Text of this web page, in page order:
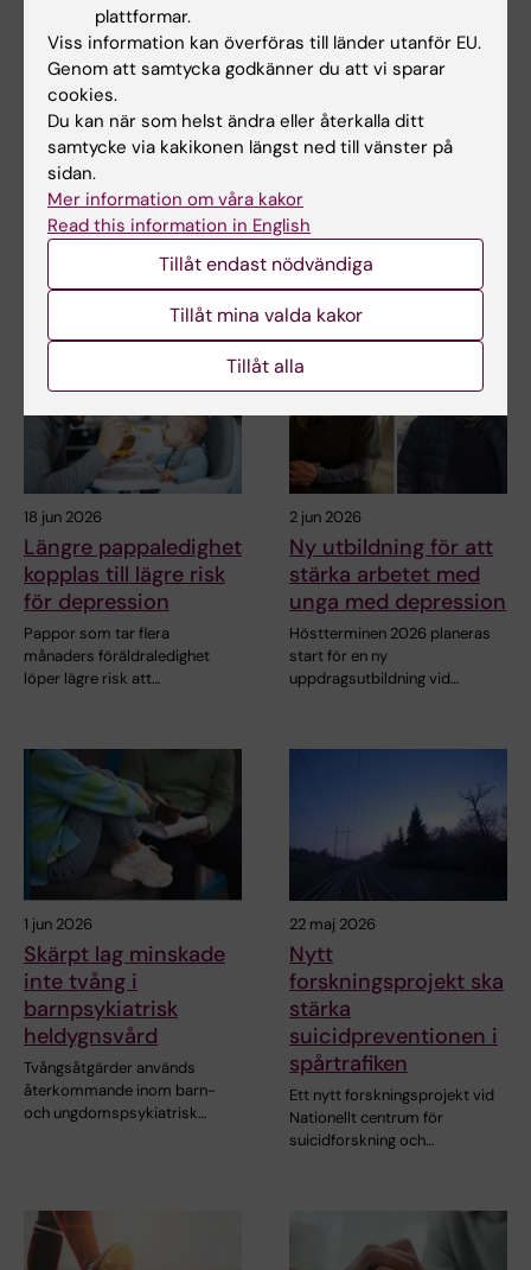
21 jul 2026
Sociala medier i
tonåren ökade inte
risken för psykisk
ohälsa
Tiden som tonåringar
spenderar på sociala medier
kunde inte kopplas till…
25 jun 2026
Ny statistikrapport:
Självmordsstatistik
för Stockholms län
2010–2024
Nationellt centrum för
suicidforskning och prevention
(NASP) har…
18 jun 2026
Längre pappaledighet
kopplas till lägre risk
för depression
Pappor som tar flera
månaders föräldraledighet
löper lägre risk att…
2 jun 2026
Ny utbildning för att
stärka arbetet med
unga med depression
Höstterminen 2026 planeras
start för en ny
uppdragsutbildning vid…
1 jun 2026
Skärpt lag minskade
inte tvång i
barnpsykiatrisk
heldygnsvård
Tvångsåtgärder används
återkommande inom barn-
och ungdomspsykiatrisk…
22 maj 2026
Nytt
forskningsprojekt ska
stärka
suicidpreventionen i
spårtrafiken
Ett nytt forskningsprojekt vid
Nationellt centrum för
suicidforskning och…
plattformar.
Viss information kan överföras till länder utanför EU.
Genom att samtycka godkänner du att vi sparar
cookies.
Du kan när som helst ändra eller återkalla ditt
samtycke via kakikonen längst ned till vänster på
sidan.
Mer information om våra kakor
Read this information in English
Tillåt endast nödvändiga
Tillåt mina valda kakor
Tillåt alla